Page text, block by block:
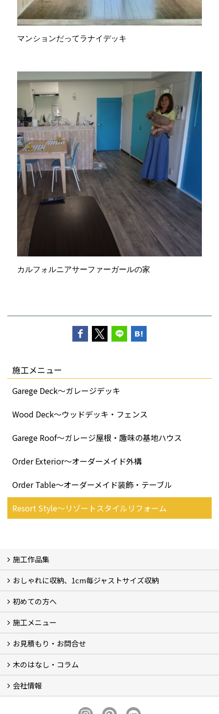
マンションだってラナイデッキ
カルフォルニアサーファーガールの家
施工メニュー
Garege Deck～ガレージデッキ
Wood Deck～ウッドデッキ・フェンス
Garege Roof～ガレージ屋根・趣味の基地ハウス
Order Exterior～オーダーメイド外構
Order Table～オーダーメイド装飾・テーブル
Resort Style～リゾートスタイルリフォーム
施工作品集
施工作品集
おしゃれに収納、1cm毎ジャストサイズ収納
おしゃれに収納、相談会
ジャストサイズ収納、1cm毎に自由自在
ジャストサイズ収納、作品集
ジャストサイズ収納、価格11.000～
ジャストサイズ収納、Before・After
ジャストサイズ収納、カラー
好きっ！を飾る、ラックオン収納
サーファーへ、RACK ON収納surf
初めての方へ
打合せ・施工の流れ
施工メニュー
Garege Deck～ガレージデッキ
Wood Deck～ウッドデッキ・フェンス
Garege Roof～ガレージ屋根・趣味の基地ハウス
Order Exterior～オーダーメイド外構
Order Table～オーダーメイド装飾・テーブル
Resort Style～リゾートスタイルリフォーム
お見積もり・お問合せ
フォームで問い合わせる
LINEで概算見積り
木のはなし・コラム
木のはなし (5)
コラム
会社情報
プライバシーポリシー